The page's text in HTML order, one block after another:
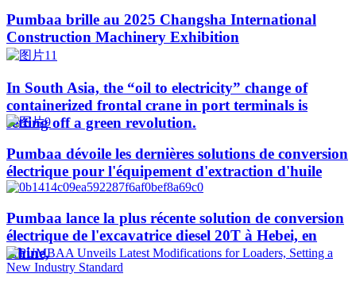
Pumbaa brille au 2025 Changsha International
Construction Machinery Exhibition
In South Asia, the “oil to electricity” change of
containerized frontal crane in port terminals is
setting off a green revolution.
Pumbaa dévoile les dernières solutions de conversion
électrique pour l'équipement d'extraction d'huile
Pumbaa lance la plus récente solution de conversion
électrique de l'excavatrice diesel 20T à Hebei, en
Chine,